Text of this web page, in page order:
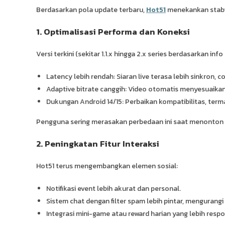
Berdasarkan pola update terbaru,Hot51menekankan
1. Optimalisasi Performa dan Koneksi
Versi terkini (sekitar 1.1.x hingga 2.x series berdasarkan
Latency lebih rendah: Siaran live terasa lebih sinkron,
Adaptive bitrate canggih: Video otomatis
Dukungan Android 14/15: Perbaikan kompatibilitas,
Pengguna sering merasakan perbedaan ini saat
2. Peningkatan Fitur Interaksi
Hot51 terus mengembangkan elemen sosial:
Notifikasi event lebih akurat dan personal.
Sistem chat dengan filter spam lebih pintar,
Integrasi mini-game atau reward harian yang lebih